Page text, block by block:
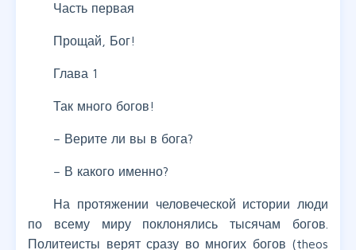
Часть первая
Прощай, Бог!
Глава 1
Так много богов!
– Верите ли вы в бога?
– В какого именно?
На протяжении человеческой истории люди
по всему миру поклонялись тысячам богов.
Политеисты верят сразу во многих богов (theos